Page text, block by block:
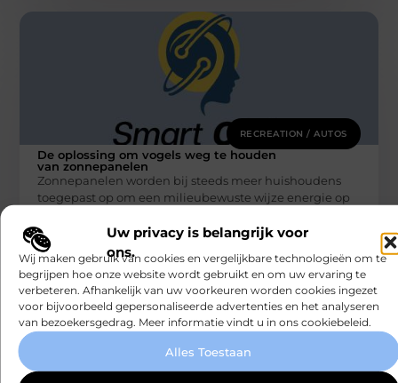
Uw privacy is belangrijk voor
ons.
Wij maken gebruik van cookies en vergelijkbare technologieën om te
begrijpen hoe onze website wordt gebruikt en om uw ervaring te
verbeteren. Afhankelijk van uw voorkeuren worden cookies ingezet
voor bijvoorbeeld gepersonaliseerde advertenties en het analyseren
van bezoekersgedrag. Meer informatie vindt u in ons cookiebeleid.
Alles Toestaan
RECREATION / AUTOS
De oplossing om vogels weg te houden
van zonnepanelen
Zonnepanelen worden bij steeds meer huishoudens
toegepast op om een milieubewuste wijze energie op
Smartclub